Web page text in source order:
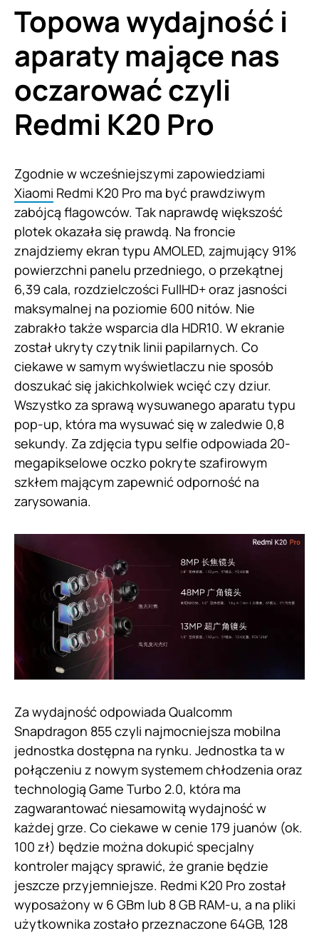
Topowa wydajność i
aparaty mające nas
oczarować czyli
Redmi K20 Pro
Zgodnie w wcześniejszymi zapowiedziami
Xiaomi Redmi K20 Pro ma być prawdziwym
zabójcą flagowców. Tak naprawdę większość
plotek okazała się prawdą. Na froncie
znajdziemy ekran typu AMOLED, zajmujący 91%
powierzchni panelu przedniego, o przekątnej
6,39 cala, rozdzielczości FullHD+ oraz jasności
maksymalnej na poziomie 600 nitów. Nie
zabrakło także wsparcia dla HDR10. W ekranie
został ukryty czytnik linii papilarnych. Co
ciekawe w samym wyświetlaczu nie sposób
doszukać się jakichkolwiek wcięć czy dziur.
Wszystko za sprawą wysuwanego aparatu typu
pop-up, która ma wysuwać się w zaledwie 0,8
sekundy. Za zdjęcia typu selfie odpowiada 20-
megapikselowe oczko pokryte szafirowym
szkłem mającym zapewnić odporność na
zarysowania.
Za wydajność odpowiada Qualcomm
Snapdragon 855 czyli najmocniejsza mobilna
jednostka dostępna na rynku. Jednostka ta w
połączeniu z nowym systemem chłodzenia oraz
technologią Game Turbo 2.0, która ma
zagwarantować niesamowitą wydajność w
każdej grze. Co ciekawe w cenie 179 juanów (ok.
100 zł) będzie można dokupić specjalny
kontroler mający sprawić, że granie będzie
jeszcze przyjemniejsze. Redmi K20 Pro został
wyposażony w 6 GBm lub 8 GB RAM-u, a na pliki
użytkownika zostało przeznaczone 64GB, 128